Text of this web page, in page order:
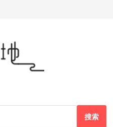
搜索